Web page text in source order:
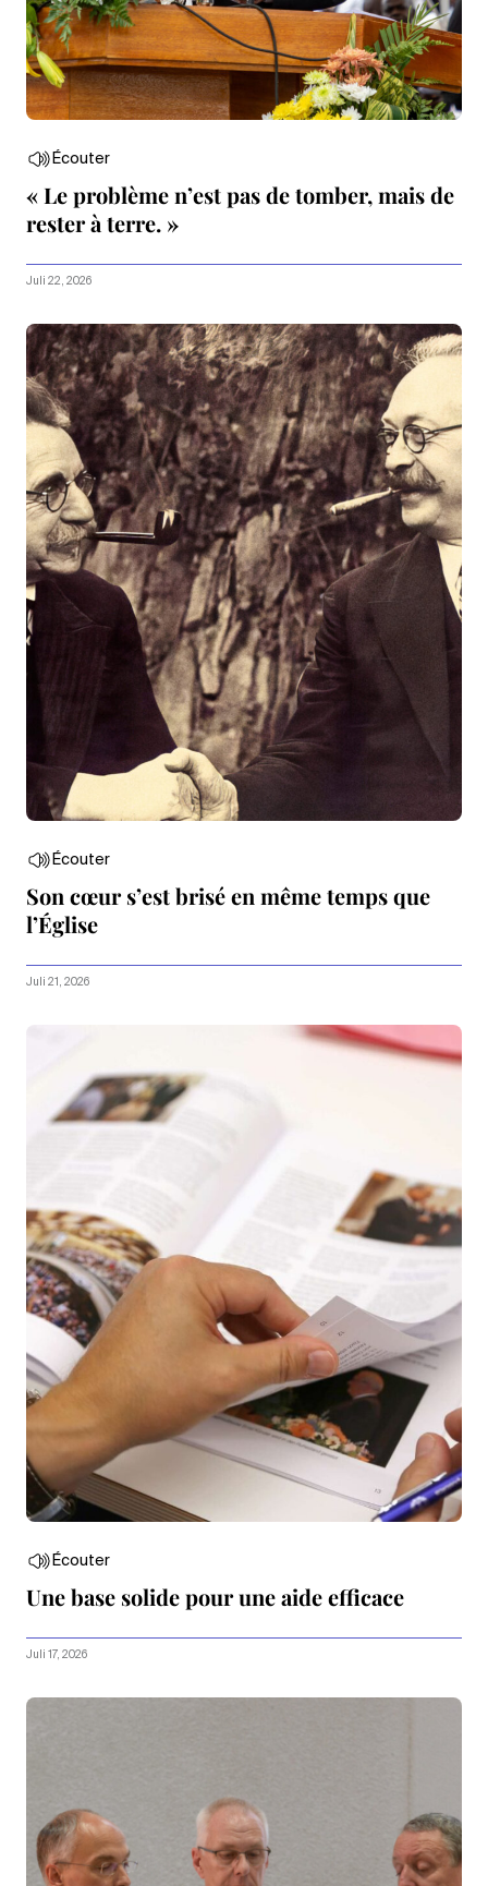
Écouter
« Le problème n’est pas de tomber, mais de
rester à terre. »
Juli 22, 2026
Écouter
Son cœur s’est brisé en même temps que
l’Église
Juli 21, 2026
Écouter
Une base solide pour une aide efficace
Juli 17, 2026